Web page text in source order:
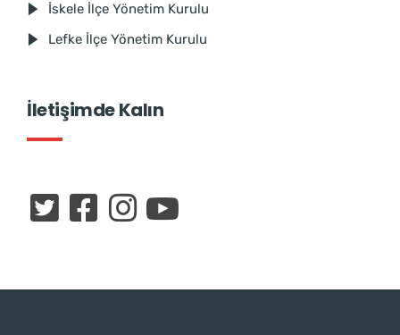
İskele İlçe Yönetim Kurulu
Lefke İlçe Yönetim Kurulu
İletişimde Kalın